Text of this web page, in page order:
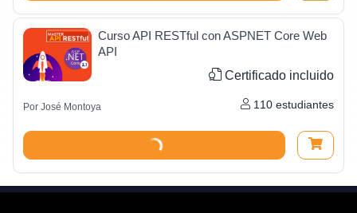
Curso API RESTful con ASPNET Core Web
API
Certificado incluido
Por José Montoya 110 estudiantes